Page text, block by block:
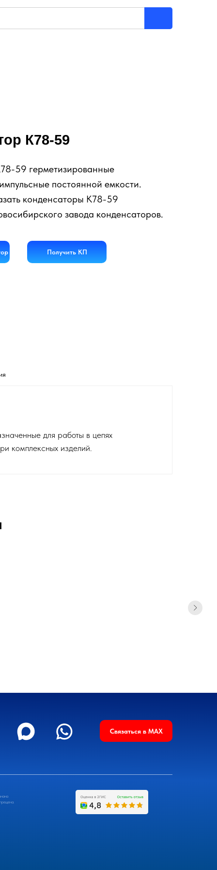
К78-59
Получить КП
59 герметизированные
постоянной емкости.
конденсаторы К78-59
завода конденсаторов.
для работы в цепях
комплексных изделий.
Связаться в MAX